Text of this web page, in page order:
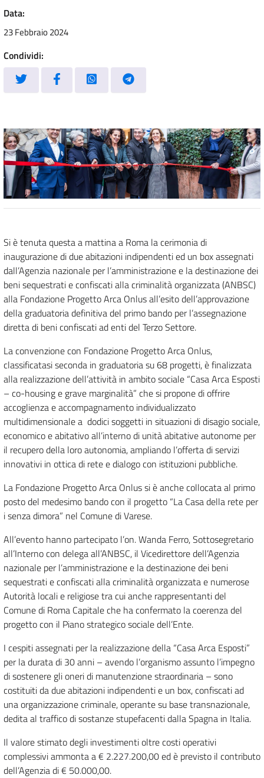
Data:
23 Febbraio 2024
Condividi:
Si è tenuta questa a mattina a Roma la cerimonia di
inaugurazione di due abitazioni indipendenti ed un box assegnati
dall’Agenzia nazionale per l’amministrazione e la destinazione dei
beni sequestrati e confiscati alla criminalità organizzata (ANBSC)
alla Fondazione Progetto Arca Onlus all’esito dell’approvazione
della graduatoria definitiva del primo bando per l’assegnazione
diretta di beni confiscati ad enti del Terzo Settore.
La convenzione con Fondazione Progetto Arca Onlus,
classificatasi seconda in graduatoria su 68 progetti, è finalizzata
alla realizzazione dell’attività in ambito sociale “Casa Arca Esposti
– co-housing e grave marginalità” che si propone di offrire
accoglienza e accompagnamento individualizzato
multidimensionale a dodici soggetti in situazioni di disagio sociale,
economico e abitativo all’interno di unità abitative autonome per
il recupero della loro autonomia, ampliando l’offerta di servizi
innovativi in ottica di rete e dialogo con istituzioni pubbliche.
La Fondazione Progetto Arca Onlus si è anche collocata al primo
posto del medesimo bando con il progetto “La Casa della rete per
i senza dimora” nel Comune di Varese.
All’evento hanno partecipato l’on. Wanda Ferro, Sottosegretario
all’Interno con delega all’ANBSC, il Vicedirettore dell’Agenzia
nazionale per l’amministrazione e la destinazione dei beni
sequestrati e confiscati alla criminalità organizzata e numerose
Autorità locali e religiose tra cui anche rappresentanti del
Comune di Roma Capitale che ha confermato la coerenza del
progetto con il Piano strategico sociale dell’Ente.
I cespiti assegnati per la realizzazione della “Casa Arca Esposti”
per la durata di 30 anni – avendo l’organismo assunto l’impegno
di sostenere gli oneri di manutenzione straordinaria – sono
costituiti da due abitazioni indipendenti e un box, confiscati ad
una organizzazione criminale, operante su base transnazionale,
dedita al traffico di sostanze stupefacenti dalla Spagna in Italia.
Il valore stimato degli investimenti oltre costi operativi
complessivi ammonta a € 2.227.200,00 ed è previsto il contributo
dell’Agenzia di € 50.000,00.